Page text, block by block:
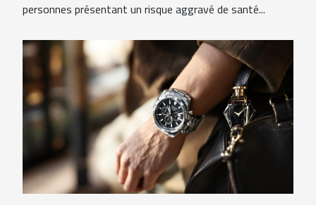
personnes à risque ?
personnes présentant un risque aggravé de santé...